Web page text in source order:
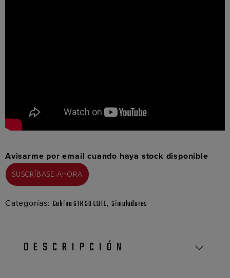
Avisarme por email cuando haya stock disponible
Categorías: Cabina GTR S8 ELITE,Simuladores
DESCRIPCIÓN